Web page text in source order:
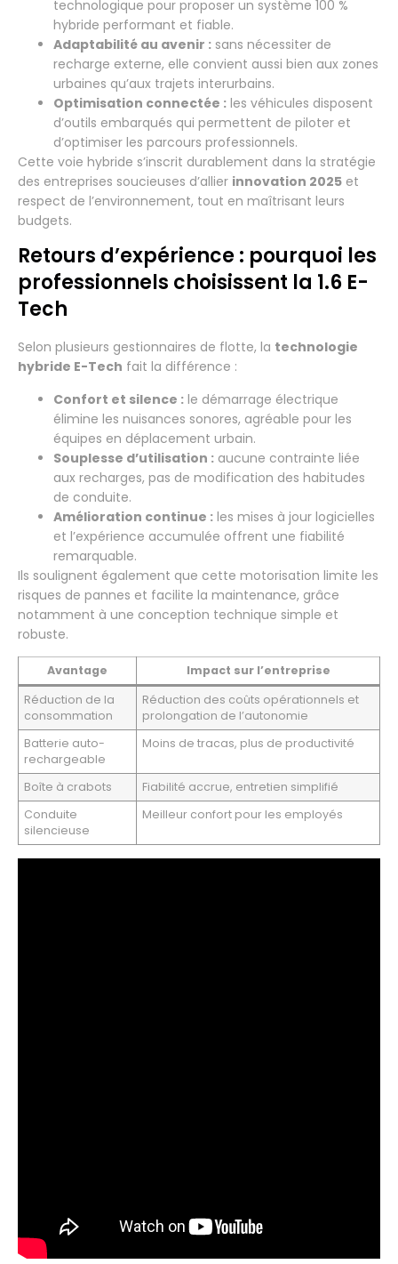
technologique pour proposer un système 100 %
hybride performant et fiable.
Adaptabilité au avenir : sans nécessiter de
recharge externe, elle convient aussi bien aux zones
urbaines qu’aux trajets interurbains.
Optimisation connectée : les véhicules disposent
d’outils embarqués qui permettent de piloter et
d’optimiser les parcours professionnels.
Cette voie hybride s’inscrit durablement dans la stratégie
des entreprises soucieuses d’allier innovation 2025 et
respect de l’environnement, tout en maîtrisant leurs
budgets.
Retours d’expérience : pourquoi les
professionnels choisissent la 1.6 E-
Tech
Selon plusieurs gestionnaires de flotte, la technologie
hybride E-Tech fait la différence :
Confort et silence : le démarrage électrique
élimine les nuisances sonores, agréable pour les
équipes en déplacement urbain.
Souplesse d’utilisation : aucune contrainte liée
aux recharges, pas de modification des habitudes
de conduite.
Amélioration continue : les mises à jour logicielles
et l’expérience accumulée offrent une fiabilité
remarquable.
Ils soulignent également que cette motorisation limite les
risques de pannes et facilite la maintenance, grâce
notamment à une conception technique simple et
robuste.
Avantage
Impact sur l’entreprise
Réduction de la
consommation
Réduction des coûts opérationnels et
prolongation de l’autonomie
Batterie auto-
rechargeable
Moins de tracas, plus de productivité
Boîte à crabots
Fiabilité accrue, entretien simplifié
Conduite
silencieuse
Meilleur confort pour les employés